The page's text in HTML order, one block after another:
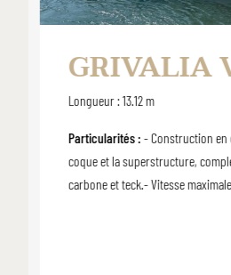
GRIVALIA
Longueur : 13.12 m
Particularités : - Construction
coque et la superstructure,
carbone et teck.- Vitesse maximale